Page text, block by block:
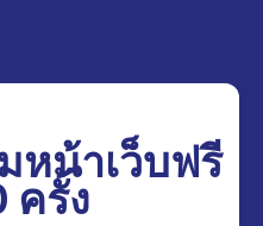
หน้าเว็บฟรี
ครั้ง